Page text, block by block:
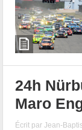
24h
Maro
Écrit parJean-